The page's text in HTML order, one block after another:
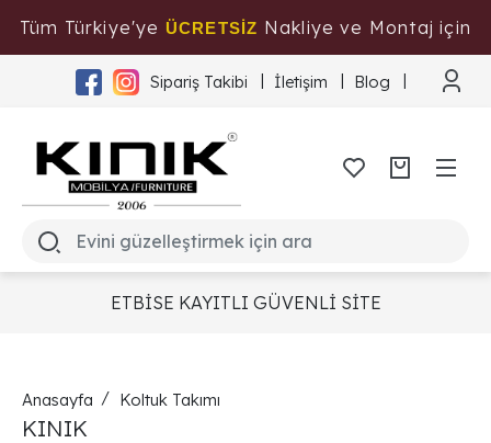
Tüm Türkiye'ye ÜCRETSİZ Nakliye ve Montaj için
Tıklayınız
Sipariş Takibi İletişim Blog
ETBİSE KAYITLI GÜVENLİ SİTE
Anasayfa Koltuk Takımı
KINIK